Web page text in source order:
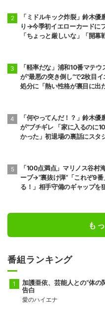
「ミドルキック炸裂」鈴木優
り→今季初イエローカードに
「ちょっと厳しいな」「開幕
「軽率だな」浦和10番マテウ
が“最悪の突き倒し”で2枚目
処分に「熱い性格が裏目に出
「何やってんだ！？」鈴木優
が”ブチギレ 「家に入るのに
かった」初退場の裏話にスタ
「100点満点」マリノス谷村
ーブ→“裏抜け弾”「これぞ9番
る！」相手守備のギャップを
も
番組ランキング
加護亜依、芸能人との“体の
告白
愛のハイエナ